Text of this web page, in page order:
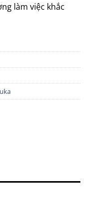
làm việc khắc